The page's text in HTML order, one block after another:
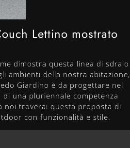
Lettino mostrato
dimostra questa linea di sdraio
ambienti della nostra abitazione,
Giardino è da progettare nel
una pluriennale competenza
noi troverai questa proposta di
con funzionalità e stile.